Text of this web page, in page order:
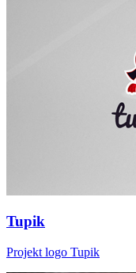
Tupik
Projekt logo Tupik